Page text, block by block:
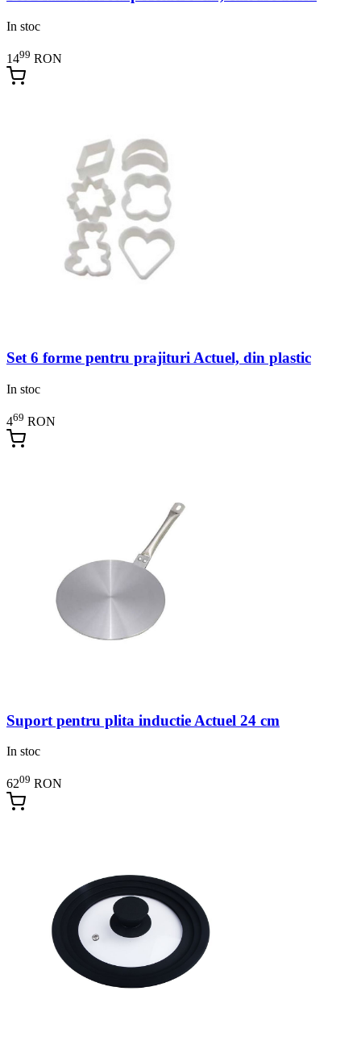
In stoc
1499 RON
Set 6 forme pentru prajituri Actuel, din plastic
In stoc
469 RON
Suport pentru plita inductie Actuel 24 cm
In stoc
6209 RON